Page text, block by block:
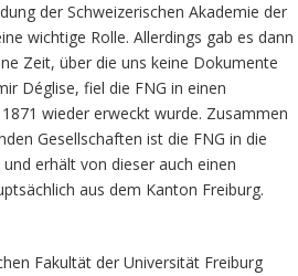
der Schweizerischen Akademie der
wichtige Rolle. Allerdings gab es dann
Zeit, über die uns keine Dokumente
Déglise, fiel die FNG in einen
wieder erweckt wurde. Zusammen
Gesellschaften ist die FNG in die
erhält von dieser auch einen
aus dem Kanton Freiburg.
Fakultät der Universität Freiburg